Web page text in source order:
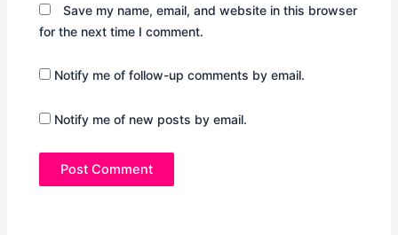
Save my name, email, and website in this browser
for the next time I comment.
Notify me of follow-up comments by email.
Notify me of new posts by email.